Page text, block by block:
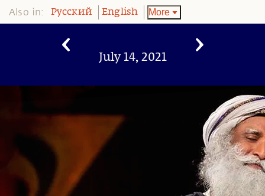
Also in: Pусский English More
July 14, 2021